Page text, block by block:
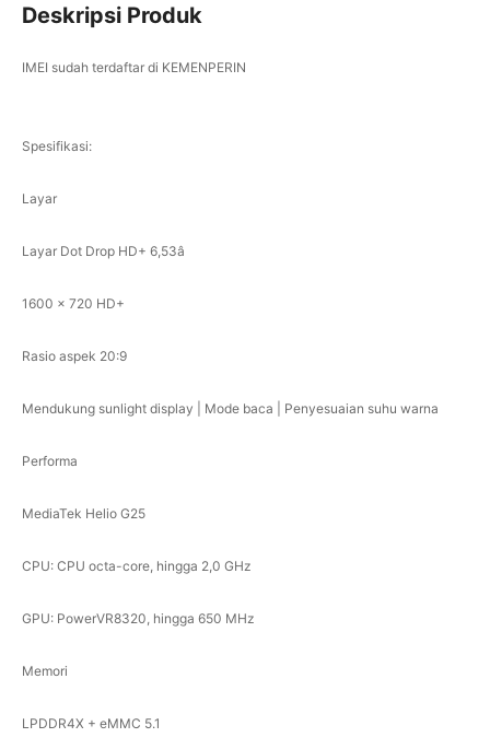
Deskripsi Produk
IMEI sudah terdaftar di KEMENPERIN
Spesifikasi:
Layar
Layar Dot Drop HD+ 6,53â
1600 x 720 HD+
Rasio aspek 20:9
Mendukung sunlight display | Mode baca | Penyesuaian suhu warna
Performa
MediaTek Helio G25
CPU: CPU octa-core, hingga 2,0 GHz
GPU: PowerVR8320, hingga 650 MHz
Memori
LPDDR4X + eMMC 5.1